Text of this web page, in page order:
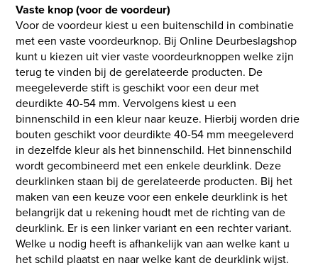
Vaste knop (voor de voordeur)
Voor de voordeur kiest u een buitenschild in combinatie
met een vaste voordeurknop. Bij Online Deurbeslagshop
kunt u kiezen uit vier vaste voordeurknoppen welke zijn
terug te vinden bij de gerelateerde producten. De
meegeleverde stift is geschikt voor een deur met
deurdikte 40-54 mm. Vervolgens kiest u een
binnenschild in een kleur naar keuze. Hierbij worden drie
bouten geschikt voor deurdikte 40-54 mm meegeleverd
in dezelfde kleur als het binnenschild. Het binnenschild
wordt gecombineerd met een enkele deurklink. Deze
deurklinken staan bij de gerelateerde producten. Bij het
maken van een keuze voor een enkele deurklink is het
belangrijk dat u rekening houdt met de richting van de
deurklink. Er is een linker variant en een rechter variant.
Welke u nodig heeft is afhankelijk van aan welke kant u
het schild plaatst en naar welke kant de deurklink wijst.